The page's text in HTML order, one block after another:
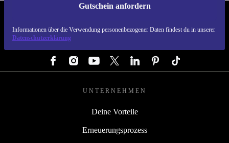
Gutschein anfordern
Informationen über die Verwendung personenbezogener Daten findest du in unserer
Datenschutzerklärung
UNTERNEHMEN
Deine Vorteile
Erneuerungsprozess